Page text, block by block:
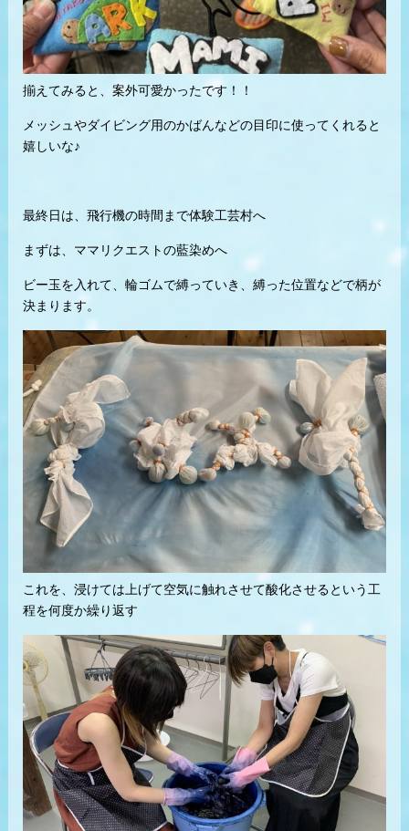
揃えてみると、案外可愛かったです！！
メッシュやダイビング用のかばんなどの目印に使ってくれると
嬉しいな♪
最終日は、飛行機の時間まで体験工芸村へ
まずは、ママリクエストの藍染めへ
ビー玉を入れて、輪ゴムで縛っていき、縛った位置などで柄が
決まります。
これを、浸けては上げて空気に触れさせて酸化させるという工
程を何度か繰り返す